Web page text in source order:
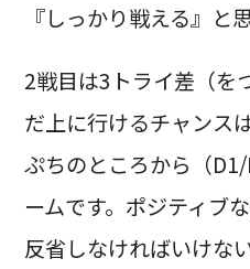
『しっかり戦える』と
2戦目は3トライ差（を
だ上に行けるチャンス
ぷちのところから（
ームです。ポジティブ
反省しなければいけな